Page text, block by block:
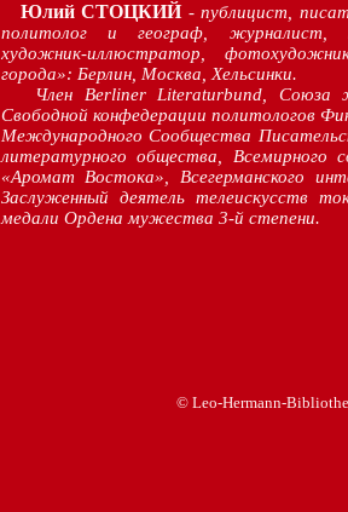
Юлий СТОЦКИЙ - публицист,
политолог игеограф, журналист,
художник-иллюстратор,
города»: Берлин, Москва, Хельсинки.
Член Berliner Literaturbund , Союза
Свободной конфедерации политологов
Международного Сообщества
литературного общества, Всемирного
«Аромат Востока», Всегерманского
Заслуженный деятель телеискусств
медали Ордена мужества 3-й степени.
© Leo-Hermann-